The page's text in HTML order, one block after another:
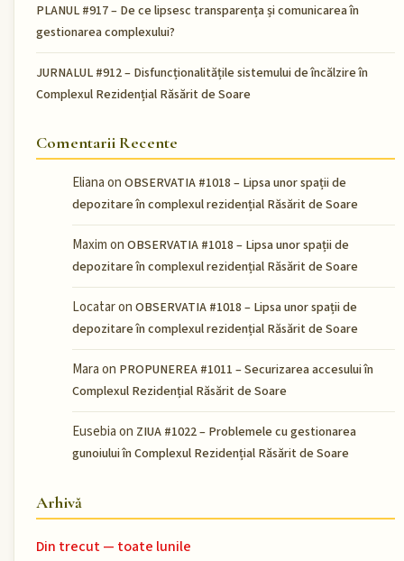
PLANUL #917 – De ce lipsesc transparența și comunicarea în
gestionarea complexului?
JURNALUL #912 – Disfuncționalitățile sistemului de încălzire în
Complexul Rezidențial Răsărit de Soare
Comentarii Recente
Elianaon OBSERVATIA #1018 – Lipsa unor spații de
depozitare în complexul rezidențial Răsărit de Soare
Maximon OBSERVATIA #1018 – Lipsa unor spații de
depozitare în complexul rezidențial Răsărit de Soare
Locataron OBSERVATIA #1018 – Lipsa unor spații de
depozitare în complexul rezidențial Răsărit de Soare
Maraon PROPUNEREA #1011 – Securizarea accesului în
Complexul Rezidențial Răsărit de Soare
Eusebiaon ZIUA #1022 – Problemele cu gestionarea
gunoiului în Complexul Rezidențial Răsărit de Soare
Arhivă
Din trecut — toate lunile